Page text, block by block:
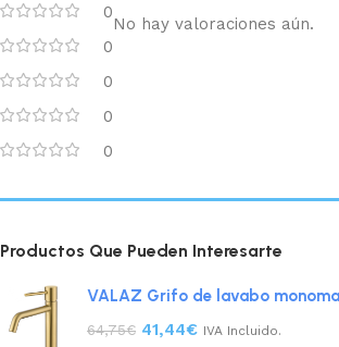
0
0
0
0
0
No hay valoraciones aún.
Productos Que Pueden Interesarte
VALAZ Grifo de lavabo
64,75€ 41,44€ IVA Incluido.